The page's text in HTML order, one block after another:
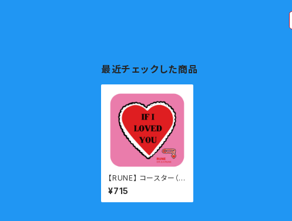
最近チェックした商品
【RUNE】 コースター（L
OVED）
¥715